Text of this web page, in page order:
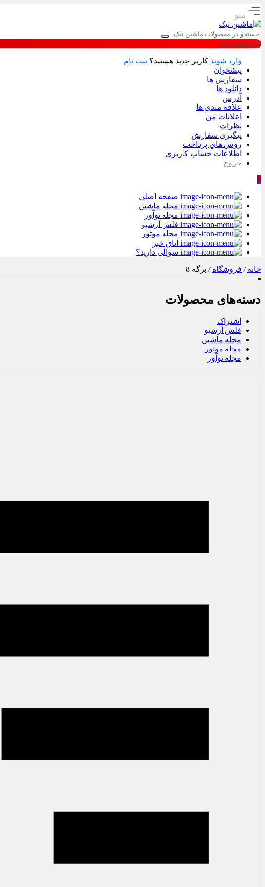
منو
ورود/ثبت نام
وارد شوید کاربر جدید هستید؟ ثبت نام
پیشخوان
سفارش ها
دانلود ها
آدرس
علاقه مندی ها
اعلانات من
نظرات
پیگیری سفارش
روش هاي پرداخت
اطلاعات حساب كاربری
خروج
0
صفحه اصلی
مجله ماشین
مجله نوآور
فلش آرشیو
مجله موتور
اتاق خبر
سوالی دارید؟
خانه/ فروشگاه/ برگه 8
دسته‌های محصولات
اشتراک
فلش آرشیو
مجله ماشین
مجله موتور
مجله نوآور